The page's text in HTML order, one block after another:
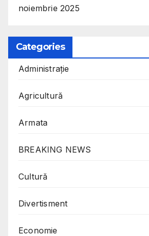
noiembrie 2025
Categories
Administrație
Agricultură
Armata
BREAKING NEWS
Cultură
Divertisment
Economie